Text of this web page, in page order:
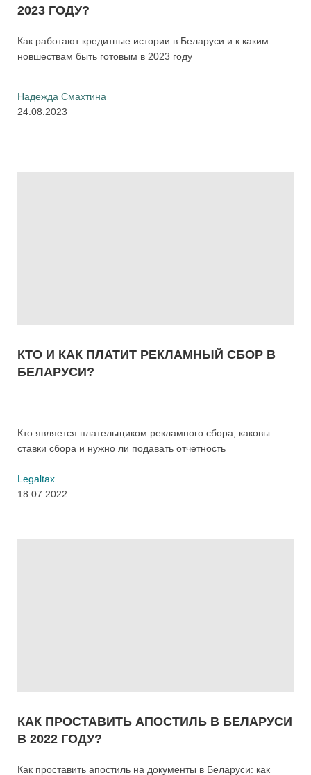
2023 ГОДУ?
Как работают кредитные истории в Беларуси и к каким
новшествам быть готовым в 2023 году
Надежда Смахтина
24.08.2023
КТО И КАК ПЛАТИТ РЕКЛАМНЫЙ СБОР В
БЕЛАРУСИ?
Кто является плательщиком рекламного сбора, каковы
ставки сбора и нужно ли подавать отчетность
Legaltax
18.07.2022
КАК ПРОСТАВИТЬ АПОСТИЛЬ В БЕЛАРУСИ
В 2022 ГОДУ?
Как проставить апостиль на документы в Беларуси: как